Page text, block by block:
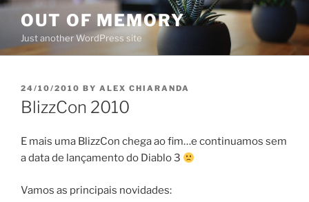
Skip
content
OUT OF MEMORY
Just another WordPress site
POSTED
ON
24/10/2010 BY ALEX CHIARANDA
BlizzCon 2010
E mais uma BlizzCon chega ao fim…e continuamos sem
a data de lançamento do Diablo 3
Vamos as principais novidades: